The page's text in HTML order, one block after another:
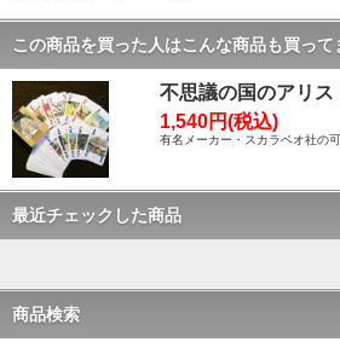
この商品を買った人はこんな商品も買って
不思議の国のアリス
1,540円(税込)
有名メーカー・スカラベオ社の
最近チェックした商品
商品検索